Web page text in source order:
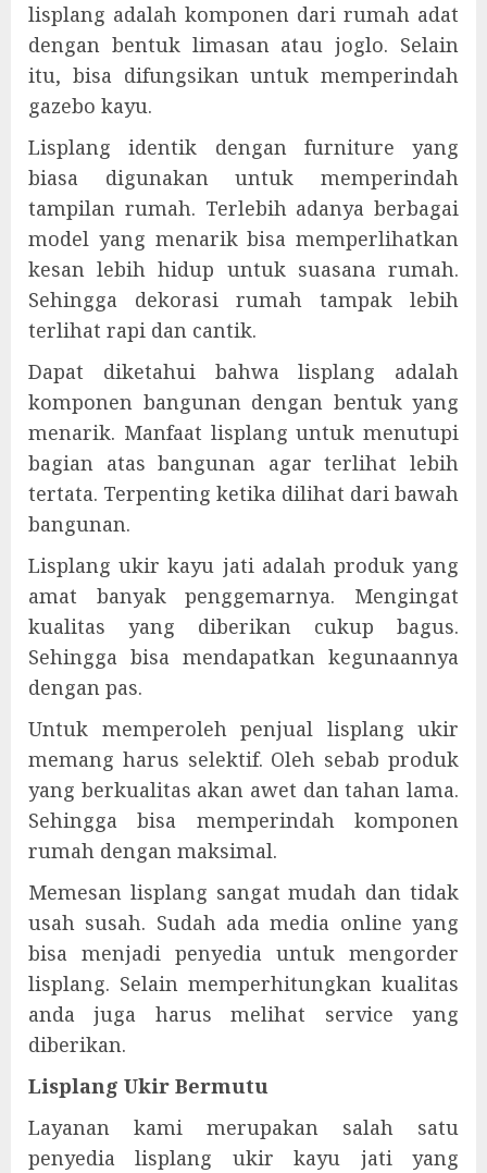
lisplang adalah komponen dari rumah adat
dengan bentuk limasan atau joglo. Selain
itu, bisa difungsikan untuk memperindah
gazebo kayu.
Lisplang identik dengan furniture yang
biasa digunakan untuk memperindah
tampilan rumah. Terlebih adanya berbagai
model yang menarik bisa memperlihatkan
kesan lebih hidup untuk suasana rumah.
Sehingga dekorasi rumah tampak lebih
terlihat rapi dan cantik.
Dapat diketahui bahwa lisplang adalah
komponen bangunan dengan bentuk yang
menarik. Manfaat lisplang untuk menutupi
bagian atas bangunan agar terlihat lebih
tertata. Terpenting ketika dilihat dari bawah
bangunan.
Lisplang ukir kayu jati adalah produk yang
amat banyak penggemarnya. Mengingat
kualitas yang diberikan cukup bagus.
Sehingga bisa mendapatkan kegunaannya
dengan pas.
Untuk memperoleh penjual lisplang ukir
memang harus selektif. Oleh sebab produk
yang berkualitas akan awet dan tahan lama.
Sehingga bisa memperindah komponen
rumah dengan maksimal.
Memesan lisplang sangat mudah dan tidak
usah susah. Sudah ada media online yang
bisa menjadi penyedia untuk mengorder
lisplang. Selain memperhitungkan kualitas
anda juga harus melihat service yang
diberikan.
Lisplang Ukir Bermutu
Layanan kami merupakan salah satu
penyedia lisplang ukir kayu jati yang